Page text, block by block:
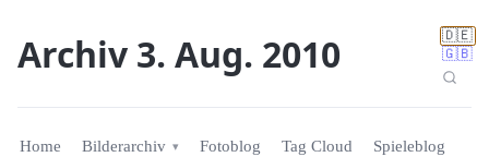
🇩🇪
🇬🇧
Archiv 3. Aug. 2010
Home Bilderarchiv Fotoblog Tag Cloud Spieleblog